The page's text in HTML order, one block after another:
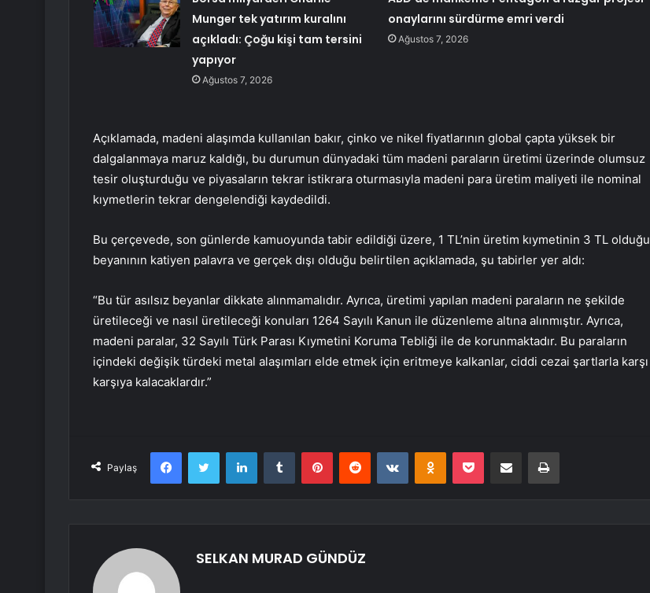
Munger tek yatırım kuralını
açıkladı: Çoğu kişi tam tersini
yapıyor
Ağustos 7, 2026
onaylarını sürdürme emri verdi
Ağustos 7, 2026
Açıklamada, madeni alaşımda kullanılan bakır, çinko ve nikel fiyatlarının global çapta yüksek bir
dalgalanmaya maruz kaldığı, bu durumun dünyadaki tüm madeni paraların üretimi üzerinde olumsuz
tesir oluşturduğu ve piyasaların tekrar istikrara oturmasıyla madeni para üretim maliyeti ile nominal
kıymetlerin tekrar dengelendiği kaydedildi.
Bu çerçevede, son günlerde kamuoyunda tabir edildiği üzere, 1 TL’nin üretim kıymetinin 3 TL olduğu
beyanının katiyen palavra ve gerçek dışı olduğu belirtilen açıklamada, şu tabirler yer aldı:
“Bu tür asılsız beyanlar dikkate alınmamalıdır. Ayrıca, üretimi yapılan madeni paraların ne şekilde
üretileceği ve nasıl üretileceği konuları 1264 Sayılı Kanun ile düzenleme altına alınmıştır. Ayrıca,
madeni paralar, 32 Sayılı Türk Parası Kıymetini Koruma Tebliği ile de korunmaktadır. Bu paraların
içindeki değişik türdeki metal alaşımları elde etmek için eritmeye kalkanlar, ciddi cezai şartlarla karşı
karşıya kalacaklardır.”
Paylaş
FacebookTwitter LinkedInTumblr PinterestReddit VKontakteOdnoklassniki
Pocket E-Posta ile paylaş Yazdır
SELKAN MURAD GÜNDÜZ